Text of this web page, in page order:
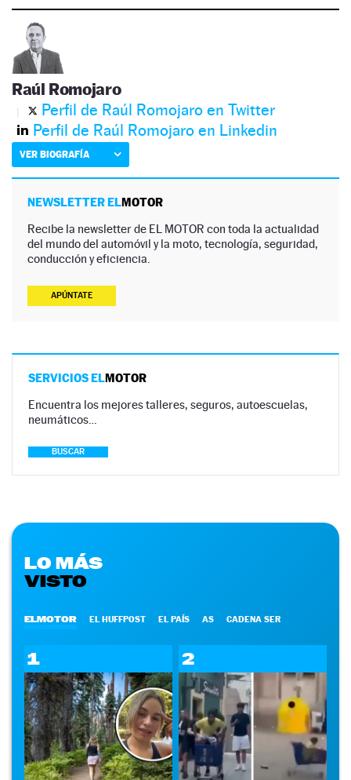
Raúl Romojaro
Perfil de Raúl Romojaro en Twitter
Perfil de Raúl Romojaro en Linkedin
VER BIOGRAFÍA
NEWSLETTER ELMOTOR
Recibe la newsletter de EL MOTOR con toda la actualidad
del mundo del automóvil y la moto, tecnología, seguridad,
conducción y eficiencia.
APÚNTATE
SERVICIOS ELMOTOR
Encuentra los mejores talleres, seguros, autoescuelas,
neumáticos…
BUSCAR
LO MÁS
VISTO
ELMOTOR EL HUFFPOST EL PAÍS AS CADENA SER
1 2